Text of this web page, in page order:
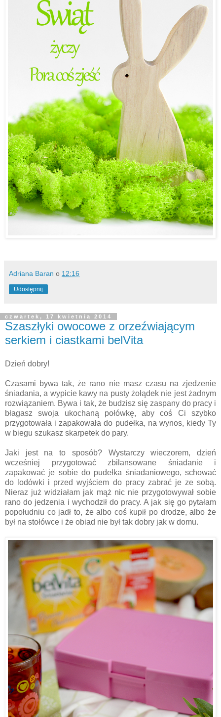
Adriana Baran o 12:16
Udostępnij
czwartek, 17 kwietnia 2014
Szaszłyki owocowe z orzeźwiającym
serkiem i ciastkami belVita
Dzień dobry!
Czasami bywa tak, że rano nie masz czasu na zjedzenie
śniadania, a wypicie kawy na pusty żołądek nie jest żadnym
rozwiązaniem. Bywa i tak, że budzisz się zaspany do pracy i
błagasz swoja ukochaną połówkę, aby coś Ci szybko
przygotowała i zapakowała do pudełka, na wynos, kiedy Ty
w biegu szukasz skarpetek do pary.
Jaki jest na to sposób? Wystarczy wieczorem, dzień
wcześniej przygotować zbilansowane śniadanie i
zapakować je sobie do pudełka śniadaniowego, schować
do lodówki i przed wyjściem do pracy zabrać je ze sobą.
Nieraz już widziałam jak mąż nic nie przygotowywał sobie
rano do jedzenia i wychodził do pracy. A jak się go pytałam
popołudniu co jadł to, że albo coś kupił po drodze, albo że
był na stołówce i że obiad nie był tak dobry jak w domu.